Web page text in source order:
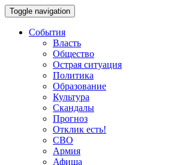
Toggle navigation
События
Власть
Общество
Острая ситуация
Политика
Образование
Культура
Скандалы
Прогноз
Отклик есть!
СВО
Армия
Афиша